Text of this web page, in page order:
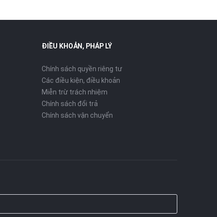
ĐIỀU KHOẢN, PHÁP LÝ
Chính sách quyền riêng tư
Các điều kiện, điều khoản
Miễn trừ trách nhiệm
Chính sách đổi trả
Chính sách vận chuyển